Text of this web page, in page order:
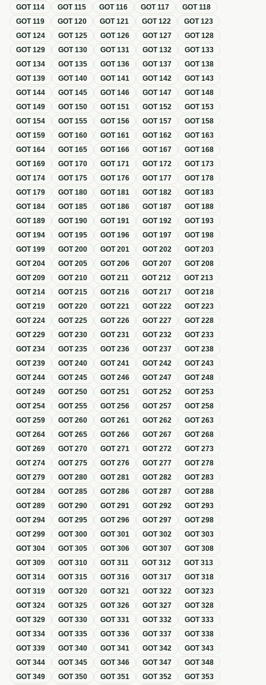
GOT114 GOT115 GOT116 GOT117 GOT118
GOT119 GOT120 GOT121 GOT122 GOT123
GOT124 GOT125 GOT126 GOT127 GOT128
GOT129 GOT130 GOT131 GOT132 GOT133
GOT134 GOT135 GOT136 GOT137 GOT138
GOT139 GOT140 GOT141 GOT142 GOT143
GOT144 GOT145 GOT146 GOT147 GOT148
GOT149 GOT150 GOT151 GOT152 GOT153
GOT154 GOT155 GOT156 GOT157 GOT158
GOT159 GOT160 GOT161 GOT162 GOT163
GOT164 GOT165 GOT166 GOT167 GOT168
GOT169 GOT170 GOT171 GOT172 GOT173
GOT174 GOT175 GOT176 GOT177 GOT178
GOT179 GOT180 GOT181 GOT182 GOT183
GOT184 GOT185 GOT186 GOT187 GOT188
GOT189 GOT190 GOT191 GOT192 GOT193
GOT194 GOT195 GOT196 GOT197 GOT198
GOT199 GOT200 GOT201 GOT202 GOT203
GOT204 GOT205 GOT206 GOT207 GOT208
GOT209 GOT210 GOT211 GOT212 GOT213
GOT214 GOT215 GOT216 GOT217 GOT218
GOT219 GOT220 GOT221 GOT222 GOT223
GOT224 GOT225 GOT226 GOT227 GOT228
GOT229 GOT230 GOT231 GOT232 GOT233
GOT234 GOT235 GOT236 GOT237 GOT238
GOT239 GOT240 GOT241 GOT242 GOT243
GOT244 GOT245 GOT246 GOT247 GOT248
GOT249 GOT250 GOT251 GOT252 GOT253
GOT254 GOT255 GOT256 GOT257 GOT258
GOT259 GOT260 GOT261 GOT262 GOT263
GOT264 GOT265 GOT266 GOT267 GOT268
GOT269 GOT270 GOT271 GOT272 GOT273
GOT274 GOT275 GOT276 GOT277 GOT278
GOT279 GOT280 GOT281 GOT282 GOT283
GOT284 GOT285 GOT286 GOT287 GOT288
GOT289 GOT290 GOT291 GOT292 GOT293
GOT294 GOT295 GOT296 GOT297 GOT298
GOT299 GOT300 GOT301 GOT302 GOT303
GOT304 GOT305 GOT306 GOT307 GOT308
GOT309 GOT310 GOT311 GOT312 GOT313
GOT314 GOT315 GOT316 GOT317 GOT318
GOT319 GOT320 GOT321 GOT322 GOT323
GOT324 GOT325 GOT326 GOT327 GOT328
GOT329 GOT330 GOT331 GOT332 GOT333
GOT334 GOT335 GOT336 GOT337 GOT338
GOT339 GOT340 GOT341 GOT342 GOT343
GOT344 GOT345 GOT346 GOT347 GOT348
GOT349 GOT350 GOT351 GOT352 GOT353